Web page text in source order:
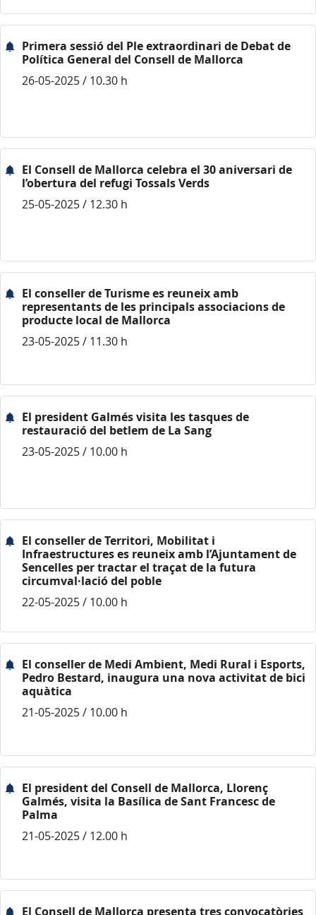
Primera sessió del Ple extraordinari de Debat de
Política General del Consell de Mallorca
26-05-2025 / 10.30 h
El Consell de Mallorca celebra el 30 aniversari de
l’obertura del refugi Tossals Verds
25-05-2025 / 12.30 h
El conseller de Turisme es reuneix amb
representants de les principals associacions de
producte local de Mallorca
23-05-2025 / 11.30 h
El president Galmés visita les tasques de
restauració del betlem de La Sang
23-05-2025 / 10.00 h
El conseller de Territori, Mobilitat i
Infraestructures es reuneix amb l’Ajuntament de
Sencelles per tractar el traçat de la futura
circumval·lació del poble
22-05-2025 / 10.00 h
El conseller de Medi Ambient, Medi Rural i Esports,
Pedro Bestard, inaugura una nova activitat de bici
aquàtica
21-05-2025 / 10.00 h
El president del Consell de Mallorca, Llorenç
Galmés, visita la Basílica de Sant Francesc de
Palma
21-05-2025 / 12.00 h
El Consell de Mallorca presenta tres convocatòries